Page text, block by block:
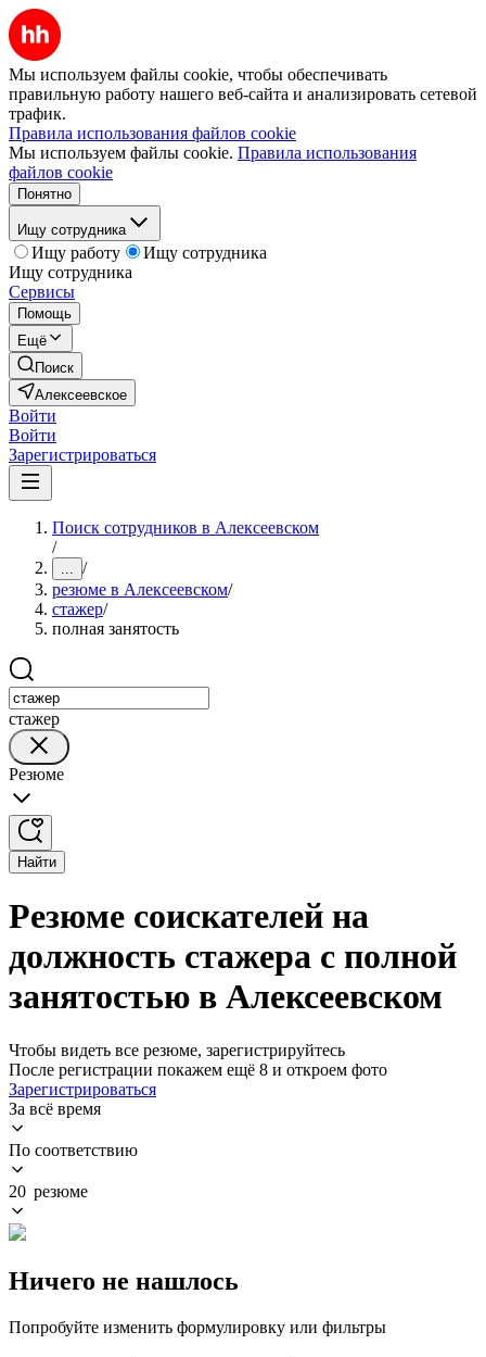
Мы используем файлы cookie, чтобы обеспечивать
правильную работу нашего веб-сайта и анализировать сетевой
трафик.
Правила использования файлов cookie
Мы используем файлы cookie. Правила использования
файлов cookie
Понятно
Ищу сотрудника
Ищу работу
Ищу сотрудника
Ищу сотрудника
Сервисы
Помощь
Ещё
Поиск
Алексеевское
Войти
Войти
Зарегистрироваться
Поиск сотрудников в Алексеевском
/
... /
резюме в Алексеевском/
стажер/
полная занятость
стажер
Резюме
Найти
Резюме соискателей на
должность стажера с полной
занятостью в Алексеевском
Чтобы видеть все резюме, зарегистрируйтесь
После регистрации покажем ещё 8 и откроем фото
Зарегистрироваться
За всё время
По соответствию
20 резюме
Ничего не нашлось
Попробуйте изменить формулировку или фильтры